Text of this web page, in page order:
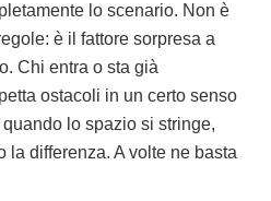
lo scenario. Non è
è il fattore sorpresa a
Chi entra o sta già
ostacoli in un certo senso
lo spazio si stringe,
la differenza. A volte ne basta